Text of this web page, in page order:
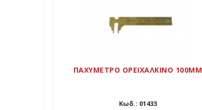
ΠΑΧΥΜΕΤΡΟ ΟΡΕΙΧΑΛΚΙΝΟ 100ΜΜ
Κωδ.: 01433